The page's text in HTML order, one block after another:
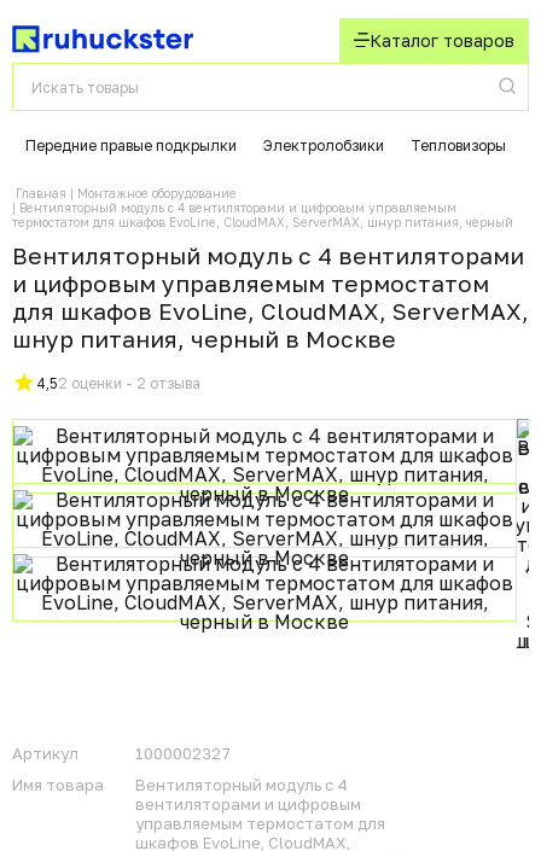
Каталог товаров
Передние правые подкрылки Электролобзики Тепловизоры
Главная
Монтажное оборудование
Вентиляторный модуль с 4 вентиляторами и цифровым управляемым
термостатом для шкафов EvoLine, CloudMAX, ServerMAX, шнур питания, черный
Вентиляторный модуль с 4 вентиляторами
и цифровым управляемым термостатом
для шкафов EvoLine, CloudMAX, ServerMAX,
шнур питания, черный в Москвe
4,52 оценки - 2 отзыва
Артикул
1000002327
Имя товара
Вентиляторный модуль с 4
вентиляторами и цифровым
управляемым термостатом для
шкафов EvoLine, CloudMAX,